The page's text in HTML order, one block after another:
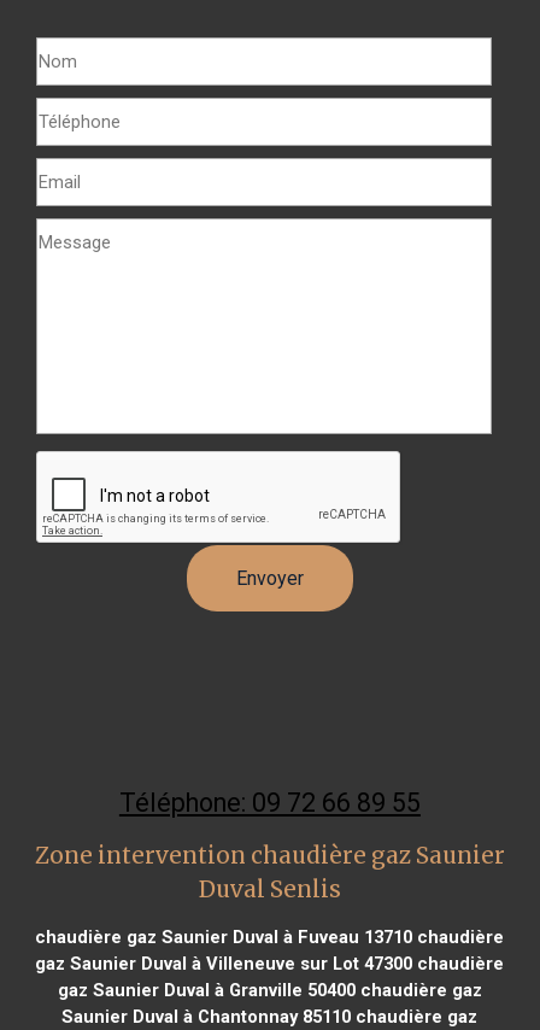
Téléphone: 09 72 66 89 55
Zone intervention chaudière gaz Saunier
Duval Senlis
chaudière gaz Saunier Duval à Fuveau 13710 chaudière
gaz Saunier Duval à Villeneuve sur Lot 47300 chaudière
gaz Saunier Duval à Granville 50400chaudière gaz
Saunier Duval à Chantonnay 85110 chaudière gaz